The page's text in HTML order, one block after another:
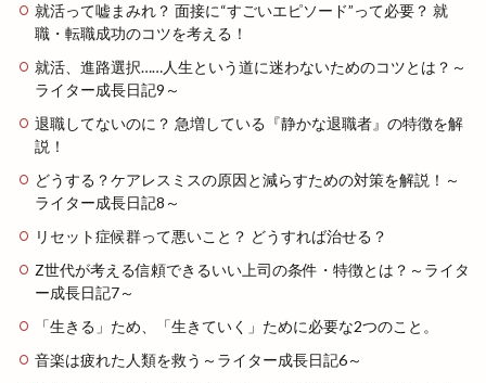
就活って嘘まみれ？ 面接に“すごいエピソード”って必要？ 就
職・転職成功のコツを考える！
就活、進路選択……人生という道に迷わないためのコツとは？～
ライター成長日記9～
退職してないのに？ 急増している『静かな退職者』の特徴を解
説！
どうする？ケアレスミスの原因と減らすための対策を解説！～
ライター成長日記8～
リセット症候群って悪いこと？ どうすれば治せる？
Z世代が考える信頼できるいい上司の条件・特徴とは？～ライタ
ー成長日記7～
「生きる」ため、「生きていく」ために必要な2つのこと。
音楽は疲れた人類を救う～ライター成長日記6～